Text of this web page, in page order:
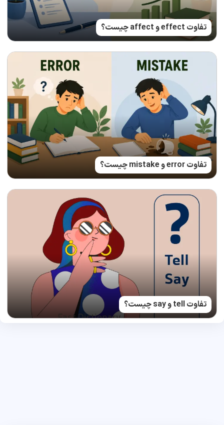
تفاوت effect و affect چیست؟
تفاوت error و mistake چیست؟
تفاوت tell و say چیست؟